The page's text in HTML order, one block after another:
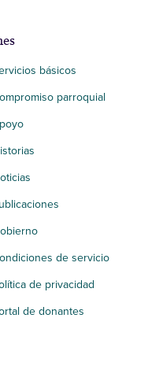
básicos
parroquial
de servicio
de privacidad
de donantes